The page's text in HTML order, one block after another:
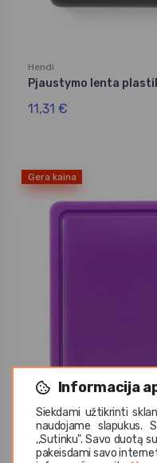
Informacija
Siekdami užtikrinti
naudojame slapukus.
,,Sutinku". Savo duotą
pakeisdami savo
Hendi
Pjaustymo lenta
11,31 €
Gera kaina